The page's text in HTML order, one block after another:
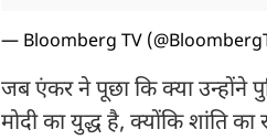
— Bloomberg TV
जब एंकर ने पूछा कि क्या उन्होंने
मोदी का युद्ध है, क्योंकि शांति